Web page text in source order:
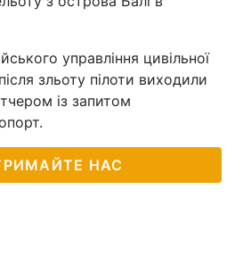
управління цивільної
зльоту пілоти виходили
із запитом
НАС